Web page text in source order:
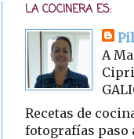
LA COCINERA ES:
A
Recetas de
fotografías paso